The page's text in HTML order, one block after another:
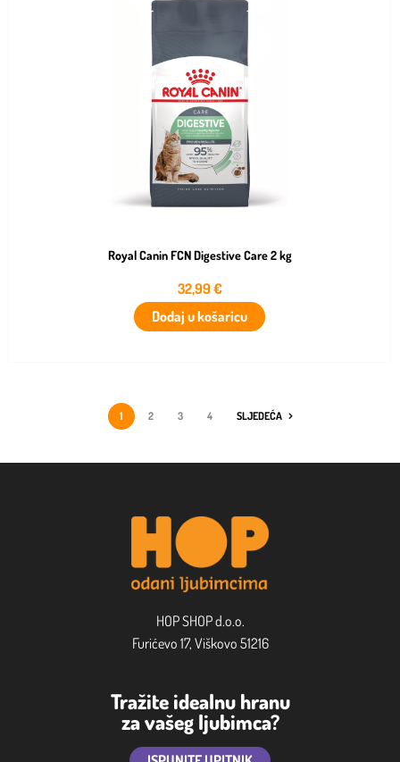
Royal Canin FCN Digestive Care 2 kg
32,99€
Dodaj u košaricu
1 2 3 4 SLJEDEĆA
HOP SHOP d.o.o.
Furićevo 17, Viškovo 51216
Tražite idealnu hranu
za vašeg ljubimca?